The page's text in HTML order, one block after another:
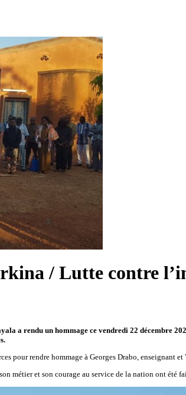
/ Lutte contre
rendu un hommage ce vendredi 22 décembre
pour rendre hommage à Georges Drabo,
métier et son courage au service de la nation ont